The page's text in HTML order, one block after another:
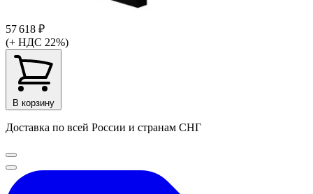
57 618 ₽
(+ НДС 22%)
В корзину
Доставка по всей России и странам СНГ